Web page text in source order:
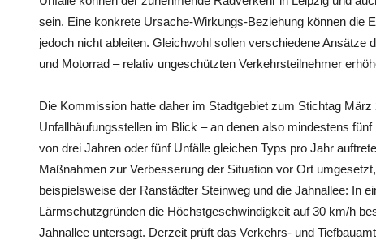
sein. Eine konkrete Ursache-Wirkungs-Beziehung können die
jedoch nicht ableiten. Gleichwohl sollen verschiedene Ansätze
und Motorrad – relativ ungeschützten Verkehrsteilnehmer
Die Kommission hatte daher im Stadtgebiet zum Stichtag
Unfallhäufungsstellen im Blick – an denen also mindestens
von drei Jahren oder fünf Unfälle gleichen Typs pro Jahr
Maßnahmen zur Verbesserung der Situation vor Ort
beispielsweise der Ranstädter Steinweg und die Jahnallee: In
Lärmschutzgründen die Höchstgeschwindigkeit auf 30 km/h
Jahnallee untersagt. Derzeit prüft das Verkehrs- und